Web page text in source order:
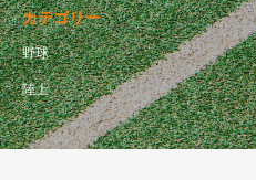
カテゴリー
野球
陸上